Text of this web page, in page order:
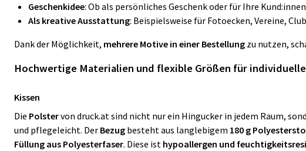
Geschenkidee: Ob als persönliches Geschenk oder für Ihre
Als kreative Ausstattung: Beispielsweise für Fotoecken, Vereine,
Dank der Möglichkeit, mehrere Motive in einer Bestellung zu nutzen,
Hochwertige Materialien und flexible Größen für
Kissen
Die Polstervon druck.at sind nicht nur ein Hingucker in jedem Raum,
und pflegeleicht. Der Bezug besteht aus langlebigem 180 g
Füllung aus Polyesterfaser. Diese ist hypoallergen und